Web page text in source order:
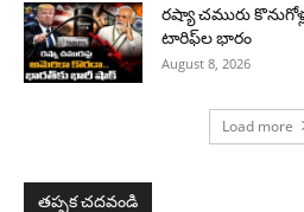
రష్యా చమురు
టారిఫ్‌ల భారం
August 8, 2026
Load more
తప్పక చదవండి